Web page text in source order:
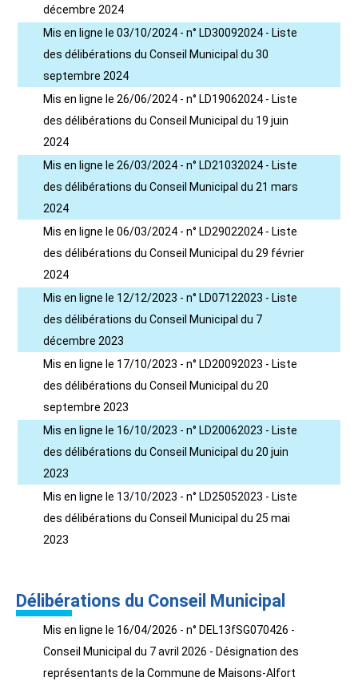
décembre 2024
Mis en ligne le 03/10/2024 - n° LD30092024 - Liste
des délibérations du Conseil Municipal du 30
septembre 2024
Mis en ligne le 26/06/2024 - n° LD19062024 - Liste
des délibérations du Conseil Municipal du 19 juin
2024
Mis en ligne le 26/03/2024 - n° LD21032024 - Liste
des délibérations du Conseil Municipal du 21 mars
2024
Mis en ligne le 06/03/2024 - n° LD29022024 - Liste
des délibérations du Conseil Municipal du 29 février
2024
Mis en ligne le 12/12/2023 - n° LD07122023 - Liste
des délibérations du Conseil Municipal du 7
décembre 2023
Mis en ligne le 17/10/2023 - n° LD20092023 - Liste
des délibérations du Conseil Municipal du 20
septembre 2023
Mis en ligne le 16/10/2023 - n° LD20062023 - Liste
des délibérations du Conseil Municipal du 20 juin
2023
Mis en ligne le 13/10/2023 - n° LD25052023 - Liste
des délibérations du Conseil Municipal du 25 mai
2023
Délibérations du Conseil Municipal
Mis en ligne le 16/04/2026 - n° DEL13fSG070426 -
Conseil Municipal du 7 avril 2026 - Désignation des
représentants de la Commune de Maisons-Alfort